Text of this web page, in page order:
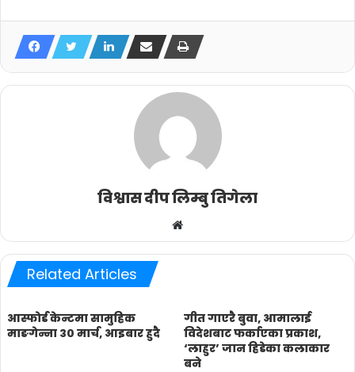
विश्वास दीप लिम्बु तिगेला
Website
Related Articles
आस्फाेर्ड केन्टमा सामुहिक
माङगेन्ना ३० मार्च, आइबार हुदै
गीत गाएरै बुवा, आमालाई
विदेशबाट फर्काएका प्रकाश,
‘लाहुर’ जान हिडेका कलाकार
बने